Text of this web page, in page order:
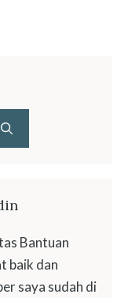
Bantuan
baik dan
saya sudah di